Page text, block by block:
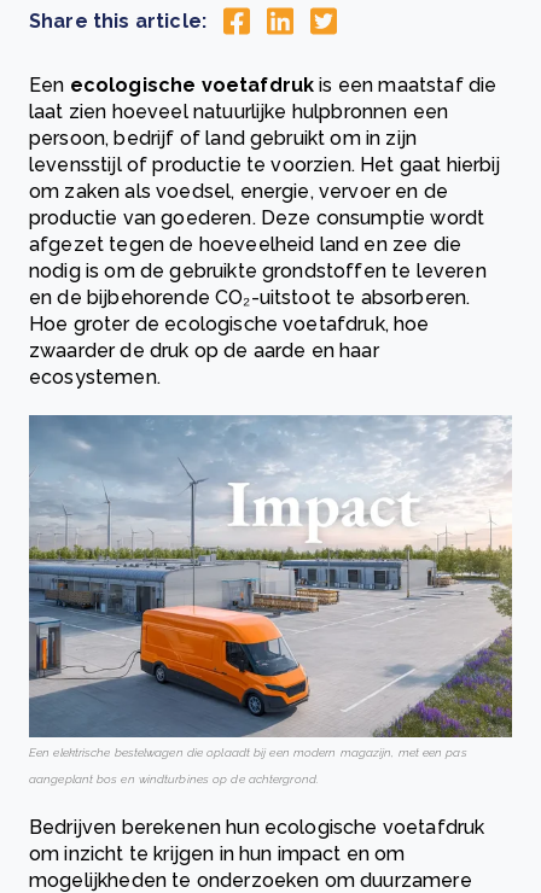
Share this article:
Een ecologische voetafdruk is een maatstaf die
laat zien hoeveel natuurlijke hulpbronnen een
persoon, bedrijf of land gebruikt om in zijn
levensstijl of productie te voorzien. Het gaat hierbij
om zaken als voedsel, energie, vervoer en de
productie van goederen. Deze consumptie wordt
afgezet tegen de hoeveelheid land en zee die
nodig is om de gebruikte grondstoffen te leveren
en de bijbehorende CO₂-uitstoot te absorberen.
Hoe groter de ecologische voetafdruk, hoe
zwaarder de druk op de aarde en haar
ecosystemen.
Een elektrische bestelwagen die oplaadt bij een modern magazijn, met een pas
aangeplant bos en windturbines op de achtergrond.
Bedrijven berekenen hun ecologische voetafdruk
om inzicht te krijgen in hun impact en om
mogelijkheden te onderzoeken om duurzamere